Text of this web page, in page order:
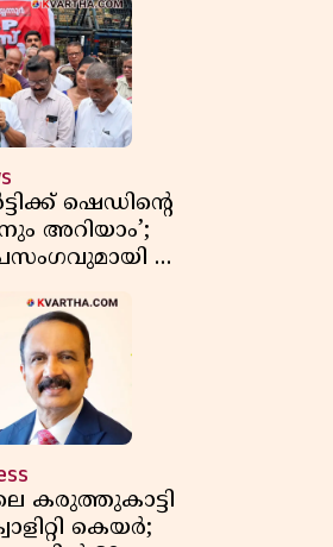
ഷെഡിൻ്റെ
അറിയാം’;
കെ
കരുത്തുകാട്ടി
കെയർ;